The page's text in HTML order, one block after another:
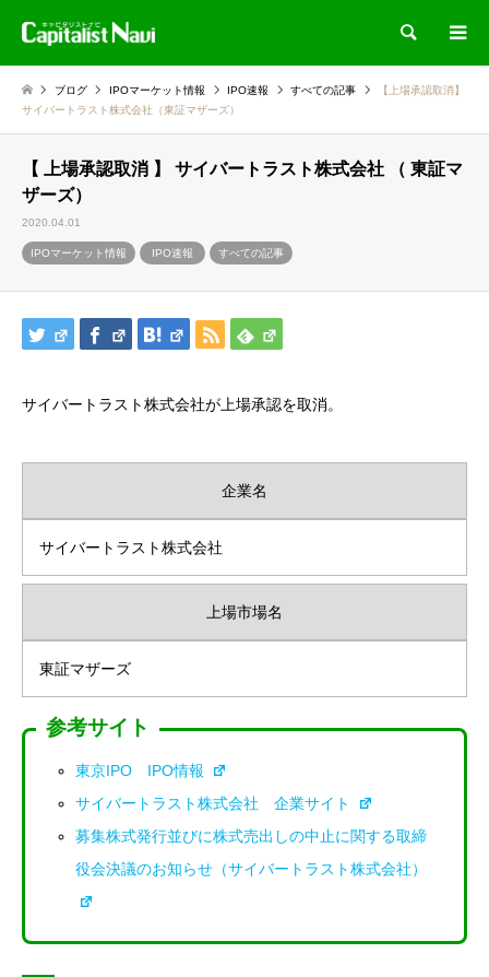
検索
ブログ IPOマーケット情報 IPO速報 すべての記事
【上場承認取消】
サイバートラスト株式会社（東証マザーズ）
【 上場承認取消 】 サイバートラスト株式会社 （ 東証マ
ザーズ）
2020.04.01
IPOマーケット情報 IPO速報 すべての記事
サイバートラスト株式会社が上場承認を取消。
企業名
サイバートラスト株式会社
上場市場名
東証マザーズ
参考サイト
東京IPO IPO情報
サイバートラスト株式会社 企業サイト
募集株式発行並びに株式売出しの中止に関する取締
役会決議のお知らせ（サイバートラスト株式会社）